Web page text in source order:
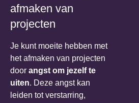
afmaken van
projecten
Je kunt moeite hebben met
het afmaken van projecten
door angst om jezelf te
uiten. Deze angst kan
leiden tot verstarring,